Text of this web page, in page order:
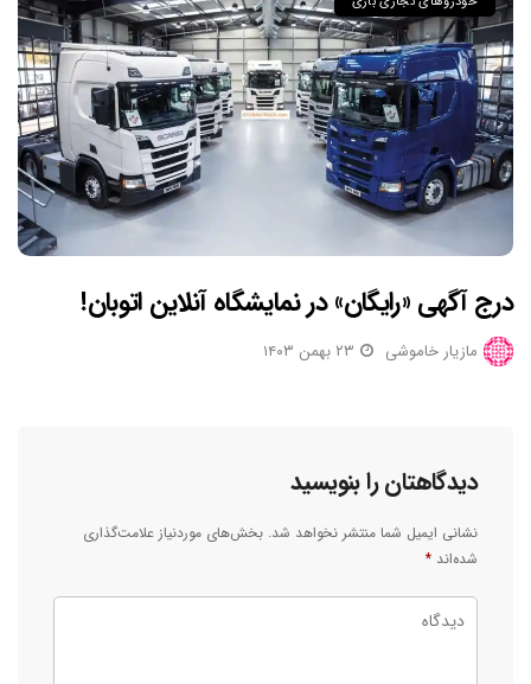
درج آگهی «رایگان» در نمایشگاه آنلاین اتوبان!
مازیار خاموشی ۲۳ بهمن ۱۴۰۳
دیدگاهتان را بنویسید
نشانی ایمیل شما منتشر نخواهد شد. بخش‌های موردنیاز علامت‌گذاری
شده‌اند *